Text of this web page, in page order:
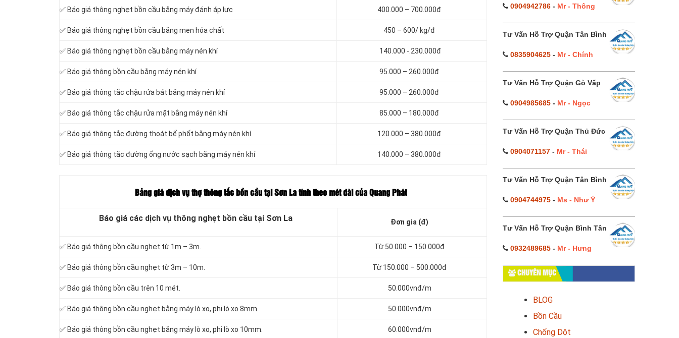
✅ Báo giá thông nghẹt bồn cầu bằng máy đánh áp lực 400.000 – 700.000đ
✅ Báo giá thông nghẹt bồn cầu bằng men hóa chất 450 – 600/ kg/đ
✅ Báo giá thông nghẹt bồn cầu bằng máy nén khí 140.000 -.230.000đ
✅ Báo giá thông bồn cầu bằng máy nén khí 95.000 – 260.000đ
✅ Báo giá thông tắc chậu rửa bát bằng máy nén khí 95.000 – 260.000đ
✅ Báo giá thông tắc chậu rửa mặt bằng máy nén khí 85.000 – 180.000đ
✅ Báo giá thông tắc đường thoát bể phốt bằng máy nén khí 120.000 – 380.000đ
✅ Báo giá thông tắc đường ống nước sạch bằng máy nén khí 140.000 – 380.000đ
Bảng giá dịch vụ thợ thông tắc bồn cầu tại Sơn La tính theo mét dài của Quang Phát
Báo giá các dịch vụ thông nghẹt bồn cầu tại Sơn La Đơn gia (đ)
✅ Báo giá thông bồn cầu nghẹt từ 1m – 3m. Từ 50.000 – 150.000đ
✅ Báo giá thông bồn cầu nghẹt từ 3m – 10m. Từ 150.000 – 500.000đ
✅ Báo giá thông bồn cầu trên 10 mét. 50.000vnđ/m
✅ Báo giá thông bồn cầu nghẹt bằng máy lò xo, phi lò xo 8mm. 50.000vnđ/m
✅ Báo giá thông bồn cầu nghẹt bằng máy lò xo, phi lò xo 10mm. 60.000vnđ/m
0904942786- Mr - Thông
Tư Vấn Hỗ Trợ Quận Tân Bình
0835904625- Mr - Chính
Tư Vấn Hỗ Trợ Quận Gò Vấp
0904985685- Mr - Ngọc
Tư Vấn Hỗ Trợ Quận Thủ Đức
0904071157- Mr - Thái
Tư Vấn Hỗ Trợ Quận Tân Bình
0904744975- Ms - Như Ý
Tư Vấn Hỗ Trợ Quận Bình Tân
0932489685- Mr - Hưng
CHUYÊN MỤC
BLOG
Bồn Cầu
Chống Dột